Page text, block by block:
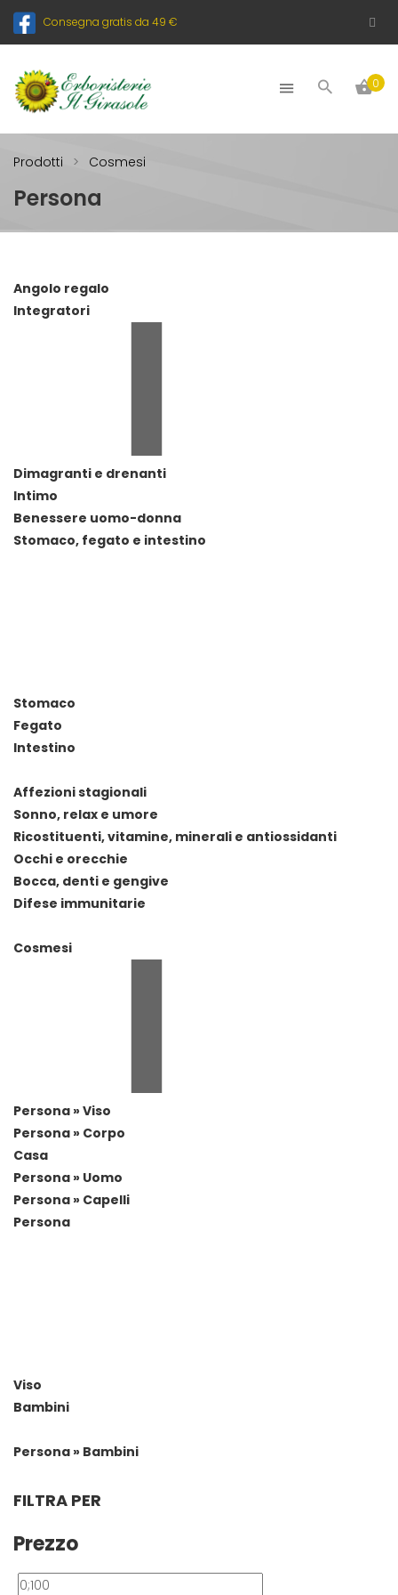
Consegna gratis da 49 €
0
Prodotti Cosmesi
Persona
Angolo regalo
Integratori
Dimagranti e drenanti
Intimo
Benessere uomo-donna
Stomaco, fegato e intestino
Stomaco
Fegato
Intestino
Affezioni stagionali
Sonno, relax e umore
Ricostituenti, vitamine, minerali e antiossidanti
Occhi e orecchie
Bocca, denti e gengive
Difese immunitarie
Cosmesi
Persona » Viso
Persona » Corpo
Casa
Persona » Uomo
Persona » Capelli
Persona
Viso
Bambini
Persona » Bambini
FILTRA PER
Prezzo